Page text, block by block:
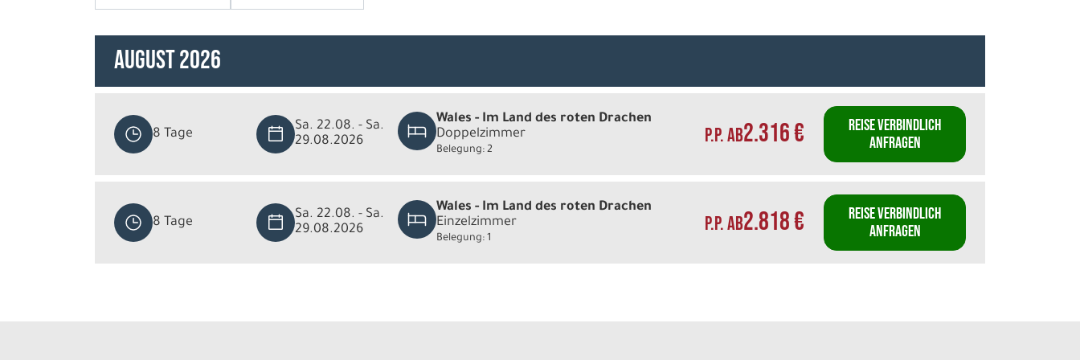
August 2026
8 Tage
Sa. 22.08. - Sa.
29.08.2026
Wales - Im Land des roten Drachen
Doppelzimmer
Belegung: 2
P.P. AB2.316 €
REISE VERBINDLICH
ANFRAGEN
8 Tage
Sa. 22.08. - Sa.
29.08.2026
Wales - Im Land des roten Drachen
Einzelzimmer
Belegung: 1
P.P. AB2.818 €
REISE VERBINDLICH
ANFRAGEN